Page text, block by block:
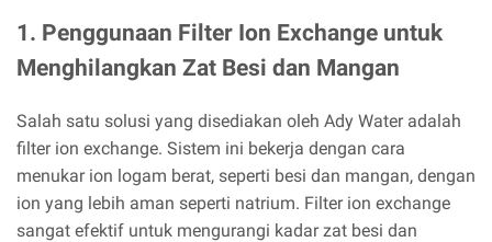
1. Penggunaan Filter Ion Exchange untuk
Menghilangkan Zat Besi dan Mangan
Salah satu solusi yang disediakan oleh Ady Water adalah
filter ion exchange. Sistem ini bekerja dengan cara
menukar ion logam berat, seperti besi dan mangan, dengan
ion yang lebih aman seperti natrium. Filter ion exchange
sangat efektif untuk mengurangi kadar zat besi dan